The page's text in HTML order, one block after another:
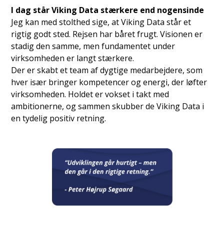
I dag står Viking Data stærkere end nogensinde
Jeg kan med stolthed sige, at Viking Data står et
rigtig godt sted. Rejsen har båret frugt. Visionen er
stadig den samme, men fundamentet under
virksomheden er langt stærkere.
Der er skabt et team af dygtige medarbejdere, som
hver især bringer kompetencer og energi, der løfter
virksomheden. Holdet er vokset i takt med
ambitionerne, og sammen skubber de Viking Data i
en tydelig positiv retning.